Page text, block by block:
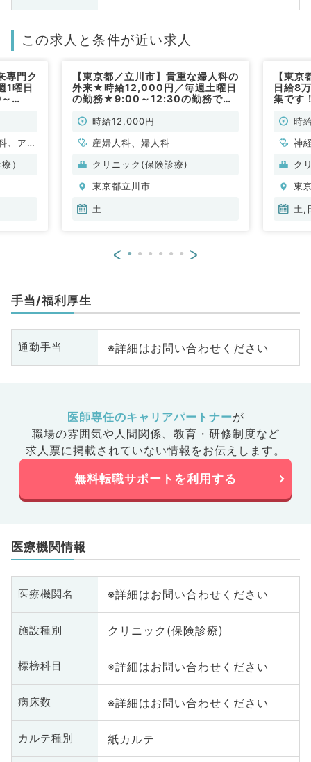
この求人と条件が近い求人
専門ク
1曜日
、アレ
児科、
科、消
器外
、美容
医、脊
）
【東京都／立川市】貴重な婦人科の
外来★時給12,000円／毎週土曜日
の勤務★9:00～12:30の勤務で
時給12,000円
産婦人科、婦人科
クリニック(保険診療)
東京都立川市
土
【東
日給8
集です
不問／
時
神
ル
脳
管
科
ク
東
土,
< >
手当/福利厚生
通勤手当 ※詳細はお問い合わせください
医師専任のキャリアパートナーが
職場の雰囲気や人間関係、 教育・研修制度など
求人票に掲載されていない情報をお伝えします。
無料転職サポートを利用する
医療機関情報
医療機関名 ※詳細はお問い合わせください
施設種別 クリニック(保険診療)
標榜科目 ※詳細はお問い合わせください
病床数 ※詳細はお問い合わせください
カルテ種別 紙カルテ